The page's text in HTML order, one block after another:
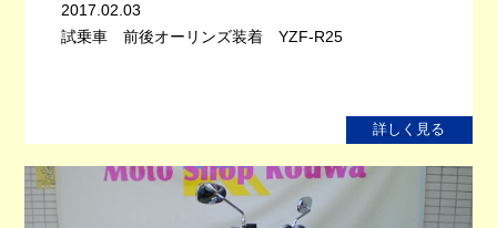
2017.02.03
試乗車 前後オーリンズ装着 YZF-R25
詳しく見る